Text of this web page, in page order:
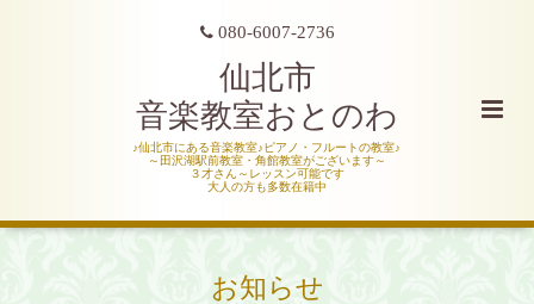
080-6007-2736
仙北市
音楽教室おとのわ
♪仙北市にある音楽教室♪ピアノ・フルートの教室♪
～田沢湖駅前教室・角館教室がございます～
３才さん～レッスン可能です
大人の方も多数在籍中
お知らせ